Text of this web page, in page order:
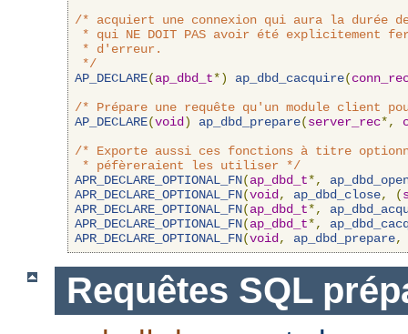
/* acquiert une connexion qui aura la durée
* qui NE DOIT PAS avoir été explicitement
* d'erreur.
*/
AP_DECLARE(ap_dbd_t*) ap_dbd_cacquire(
/* Prépare une requête qu'un module client
AP_DECLARE(void) ap_dbd_prepare(server_rec*,
/* Exporte aussi ces fonctions à titre
* péfèreraient les utiliser */
APR_DECLARE_OPTIONAL_FN(ap_dbd_t*,
APR_DECLARE_OPTIONAL_FN(void, ap_dbd_close, (
APR_DECLARE_OPTIONAL_FN(ap_dbd_t*,
APR_DECLARE_OPTIONAL_FN(ap_dbd_t*,
APR_DECLARE_OPTIONAL_FN(void, ap_dbd_prepare,
Requêtes SQL